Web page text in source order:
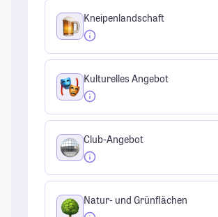
Kneipenlandschaft
Kulturelles Angebot
Club-Angebot
Natur- und Grünflächen